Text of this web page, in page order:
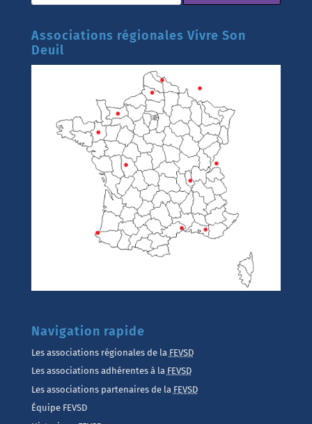
Associations régionales Vivre Son
Deuil
Navigation rapide
Les associations régionales de la FEVSD
Les associations adhérentes à la FEVSD
Les associations partenaires de la FEVSD
Équipe FEVSD